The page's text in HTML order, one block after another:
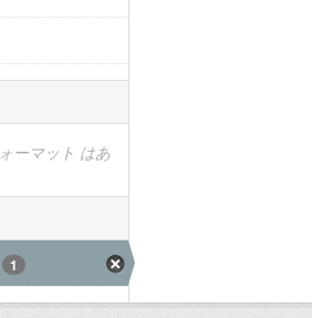
ーマット はあ
1